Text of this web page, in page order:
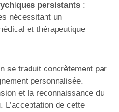
persistants :
nécessitant un
et thérapeutique
se traduit concrètement par
personnalisée,
et la reconnaissance du
L’acceptation de cette